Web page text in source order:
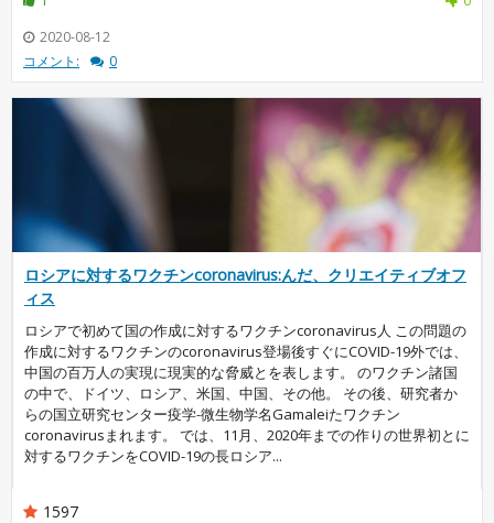
2020-08-12
コメント:
0
ロシアに対するワクチンcoronavirus:んだ、クリエイティブオフ
ィス
ロシアで初めて国の作成に対するワクチンcoronavirus人 この問題の
作成に対するワクチンのcoronavirus登場後すぐにCOVID-19外では、
中国の百万人の実現に現実的な脅威とを表します。 のワクチン諸国
の中で、ドイツ、ロシア、米国、中国、その他。 その後、研究者か
らの国立研究センター疫学-微生物学名Gamaleiたワクチン
coronavirusまれます。 では、11月、2020年までの作りの世界初とに
対するワクチンをCOVID-19の長ロシア...
1597